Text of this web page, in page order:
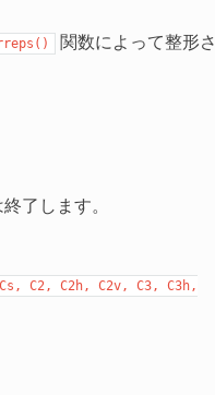
関数によって整形さ
了します。
Cs, C2, C2h, C2v, C3,
C3h,